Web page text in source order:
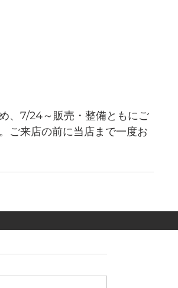
、7/24～販売・整備ともにご
ご来店の前に当店まで一度お